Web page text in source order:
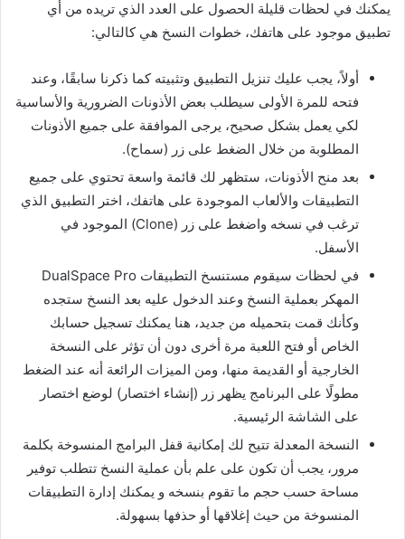
يمكنك في لحظات قليلة الحصول على العدد الذي تريده من أي
تطبيق موجود على هاتفك، خطوات النسخ هي كالتالي:
أولاً، يجب عليك تنزيل التطبيق وتثبيته كما ذكرنا سابقًا، وعند
فتحه للمرة الأولى سيطلب بعض الأذونات الضرورية والأساسية
لكي يعمل بشكل صحيح، يرجى الموافقة على جميع الأذونات
المطلوبة من خلال الضغط على زر (سماح).
بعد منح الأذونات، ستظهر لك قائمة واسعة تحتوي على جميع
التطبيقات والألعاب الموجودة على هاتفك، اختر التطبيق الذي
ترغب في نسخه واضغط على زر (Clone) الموجود في
الأسفل.
في لحظات سيقوم مستنسخ التطبيقات DualSpace Pro
المهكر بعملية النسخ وعند الدخول عليه بعد النسخ ستجده
وكأنك قمت بتحميله من جديد، هنا يمكنك تسجيل حسابك
الخاص أو فتح اللعبة مرة أخرى دون أن تؤثر على النسخة
الخارجية أو القديمة منها، ومن الميزات الرائعة أنه عند الضغط
مطولًا على البرنامج يظهر زر (إنشاء اختصار) لوضع اختصار
على الشاشة الرئيسية.
النسخة المعدلة تتيح لك إمكانية قفل البرامج المنسوخة بكلمة
مرور، يجب أن تكون على علم بأن عملية النسخ تتطلب توفير
مساحة حسب حجم ما تقوم بنسخه و يمكنك إدارة التطبيقات
المنسوخة من حيث إغلاقها أو حذفها بسهولة.